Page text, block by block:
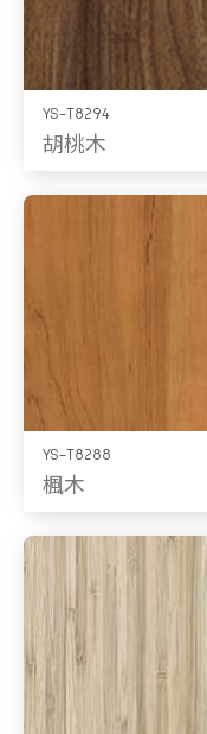
YS-T8294
胡桃木
YS-T8288
楓木